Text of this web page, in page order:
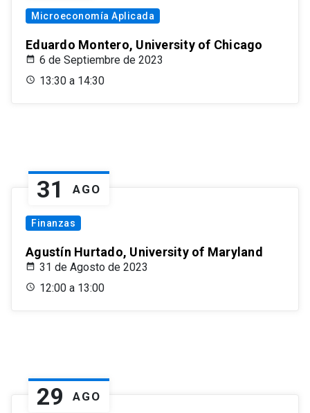
Microeconomía Aplicada
Eduardo Montero, University of Chicago
6 de Septiembre de 2023
13:30 a 14:30
31 AGO
Finanzas
Agustín Hurtado, University of Maryland
31 de Agosto de 2023
12:00 a 13:00
29 AGO